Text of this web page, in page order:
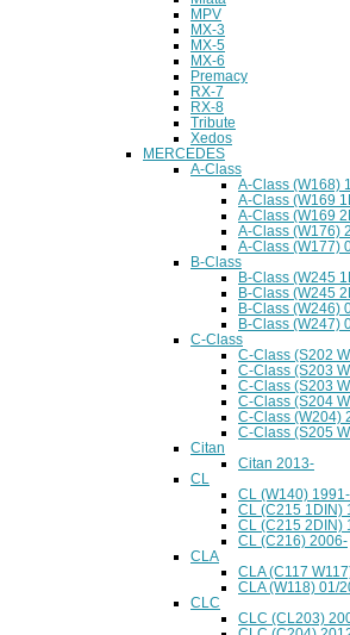
MPV
MX-3
MX-5
MX-6
Premacy
RX-7
RX-8
Tribute
Xedos
MERCEDES
A-Class
A-Class (W168)
A-Class (W169
A-Class (W169
A-Class (W176)
A-Class (W177)
B-Class
B-Class (W245
B-Class (W245
B-Class (W246)
B-Class (W247)
C-Class
C-Class (S202
C-Class (S203
C-Class (S203
C-Class (S204
C-Class (W204)
C-Class (S205
Citan
Citan 2013-
CL
CL (W140)
CL (C215 1DIN)
CL (C215 2DIN)
CL (C216) 2006-
CLA
CLA (C117
CLA (W118) 01/
CLC
CLC (CL203)